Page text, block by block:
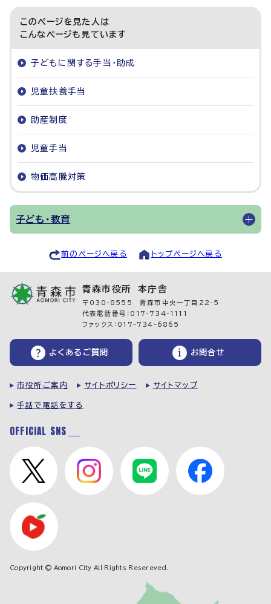
このページを見た人は
こんなページも見ています
子どもに関する手当・助成
児童扶養手当
助産制度
児童手当
物価高騰対策
子ども・教育
前のページへ戻る トップページへ戻る
青森市役所 本庁舎
〒030-8555 青森市中央一丁目22-5
代表電話番号：017-734-1111
ファックス：017-734-6865
よくあるご質問 お問合せ
市役所ご案内 サイトポリシー サイトマップ
手話で電話をする
OFFICIAL SNS
Copyright © Aomori City All Rights Resereved.